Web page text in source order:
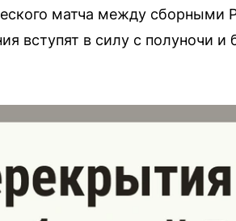
матча между сборными
вступят в силу с полуночи и